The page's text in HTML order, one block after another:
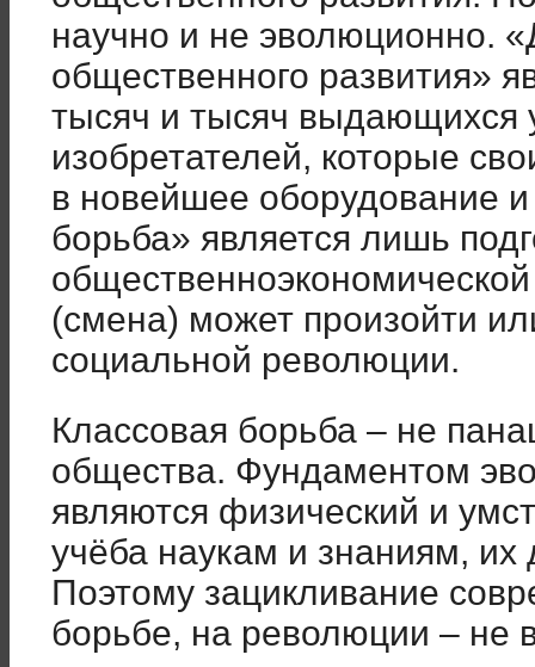
научно и не эволюционно.
общественного развития»
тысяч и тысяч выдающихся
изобретателей, которые
в новейшее оборудование
борьба» является лишь
(смена) может произойти
социальной революции.
Классовая борьба – не
общества. Фундаментом
являются физический и
учёба наукам и знаниям, их
Поэтому зацикливание
борьбе, на революции – не